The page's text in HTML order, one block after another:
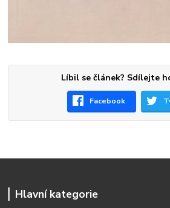
Líbil se článek? Sdílejte
Facebook
Hlavní kategorie